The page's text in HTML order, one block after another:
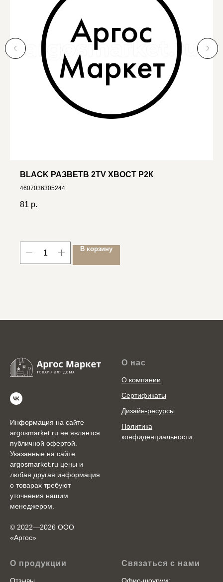
BLACK РАЗВЕТВ 2TV ХВОСТ Р2К
4607036305244
81 р.
В корзину
Информация на сайте
argosmarket.ru не является
публичной офертой.
Указанные на сайте
argosmarket.ru цены и
любая другая информация
о товарах требуют
уточнения нашим
менеджером.
© 2022—2026 ООО
«Аргоc»
О нас
О компании
Сертификаты
Дизайн-ресурсы
Политика
конфиденциальности
О продукции Связаться с нами